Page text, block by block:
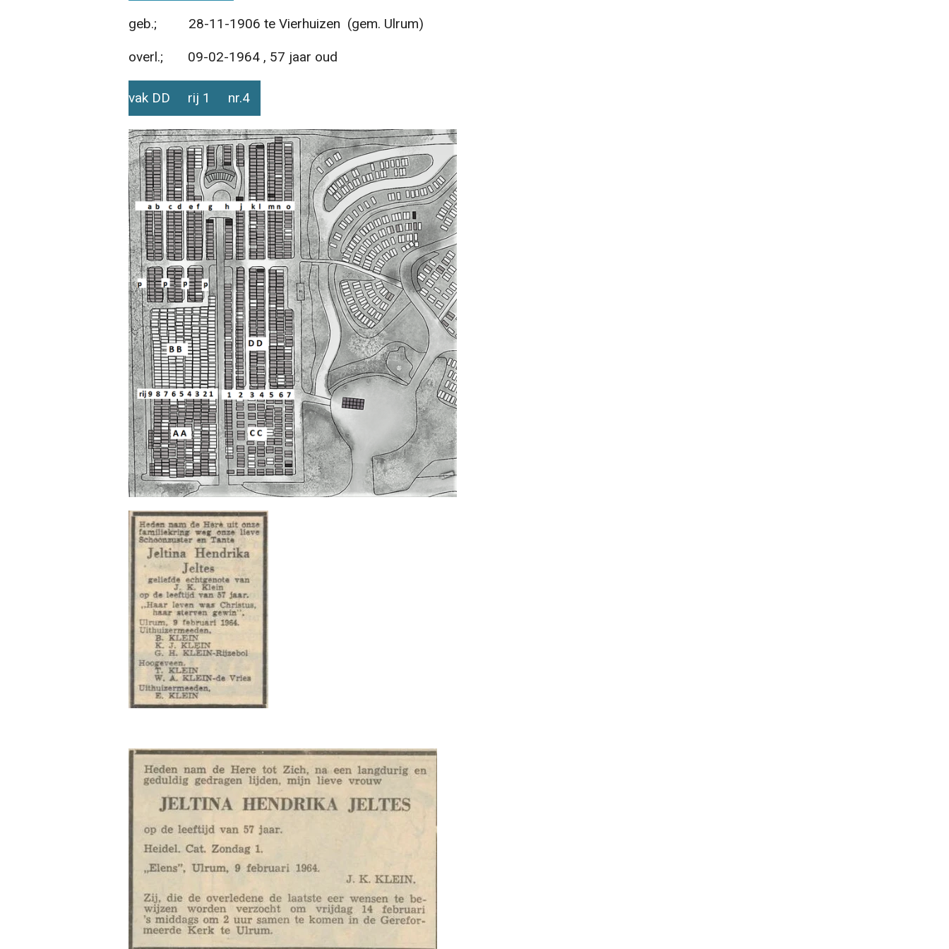
geb.; 28-11-1906 te Vierhuizen (gem. Ulrum)
overl.; 09-02-1964 , 57 jaar oud
vak DD rij 1 nr.4